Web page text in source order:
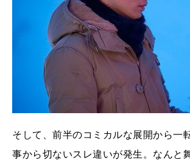
そして、前半のコミカルな展開から一
事から切ないスレ違いが発生。なんと